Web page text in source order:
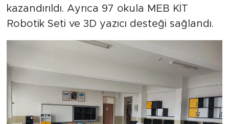
kazandırıldı. Ayrıca 97 okula MEB KİT
Robotik Seti ve 3D yazıcı desteği sağlandı.